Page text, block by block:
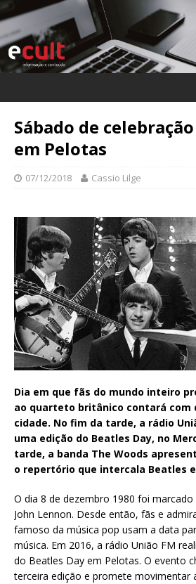
Sábado de
em Pelotas
07/12/2018 Cassio Lilge
Dia em que fãs do mundo inteiro
ao quarteto britânico contará com
cidade. No fim da tarde, a rádio
uma edição do Beatles Day, no
tarde, a banda The Woods
o repertório que intercala Beatles
O dia 8 de dezembro 1980 foi
John Lennon. Desde então, fãs e
famoso da música pop usam a data
música. Em 2016, a rádio União FM
do Beatles Day em Pelotas. O evento
terceira edição e promete movimentar